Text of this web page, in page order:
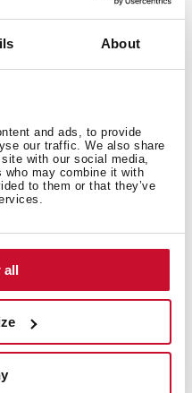
About
and ads, to provide
our traffic. We also share
with our social media,
who may combine it with
to them or that they’ve
all
صور عالية الدقة
RFH regenerative